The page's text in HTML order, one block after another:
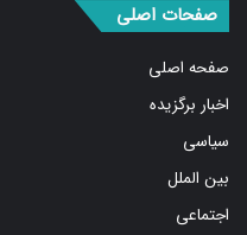
صفحه اصلی
اخبار برگزیده
سیاسی
بین الملل
اجتماعی
اقتصادی